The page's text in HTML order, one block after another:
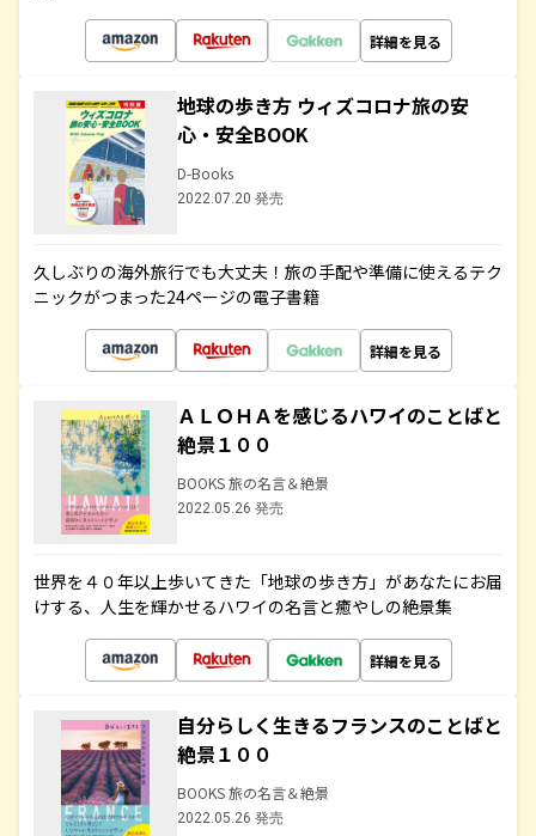
詳細を見る
地球の歩き方 ウィズコロナ旅の安
心・安全BOOK
D-Books
2022.07.20 発売
久しぶりの海外旅行でも大丈夫！旅の手配や準備に使えるテク
ニックがつまった24ページの電子書籍
詳細を見る
ＡＬＯＨＡを感じるハワイのことばと
絶景１００
BOOKS 旅の名言＆絶景
2022.05.26 発売
世界を４０年以上歩いてきた「地球の歩き方」があなたにお届
けする、人生を輝かせるハワイの名言と癒やしの絶景集
詳細を見る
自分らしく生きるフランスのことばと
絶景１００
BOOKS 旅の名言＆絶景
2022.05.26 発売